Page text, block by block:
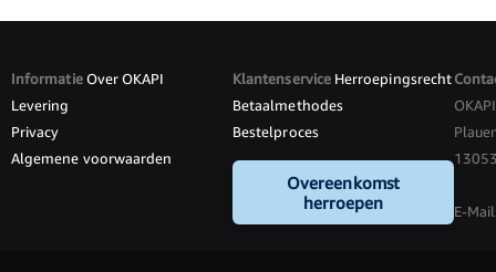
Informatie Over OKAPI
Levering
Privacy
Algemene voorwaarden
Klantenservice Herroepingsrecht
Betaalmethodes
Bestelproces
Overeenkomst
herroepen
E-